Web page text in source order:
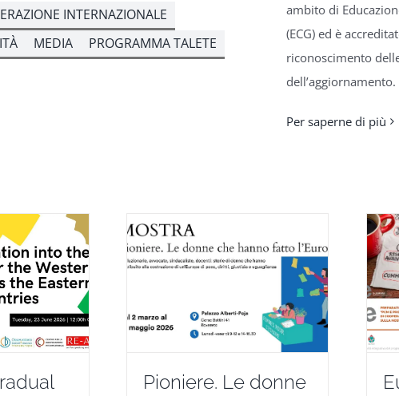
INTERNAZIONALE
MEDIA
PROGRAMMA TALETE
ambito di
(ECG) ed è
riconoscimento
dell’aggiornamento.
Per saperne di più
Pioniere. Le donne